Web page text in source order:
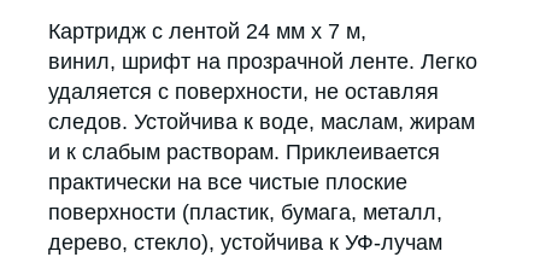
Картридж с лентой 24 мм х 7 м,
винил, шрифт на прозрачной ленте. Легко
удаляется с поверхности, не оставляя
следов. Устойчива к воде, маслам, жирам
и к слабым растворам. Приклеивается
практически на все чистые плоские
поверхности (пластик, бумага, металл,
дерево, стекло), устойчива к УФ-лучам